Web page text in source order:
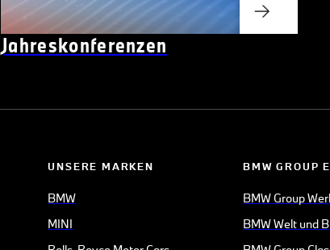
Jahreskonferenzen
UNSERE MARKEN
BMW
MINI
BMW GROUP
BMW Group
BMW Welt und